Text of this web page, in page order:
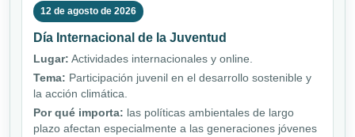
12 de agosto de 2026
Día Internacional de la Juventud
Lugar: Actividades internacionales y online.
Tema: Participación juvenil en el desarrollo sostenible y
la acción climática.
Por qué importa: las políticas ambientales de largo
plazo afectan especialmente a las generaciones jóvenes